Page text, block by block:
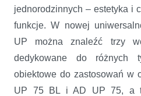
jednorodzinnych – estetyka i
funkcje. W nowej
UP można znaleźć trzy
dedykowane do różnych
obiektowe do zastosowań w
UP 75 BL i AD UP 75, a